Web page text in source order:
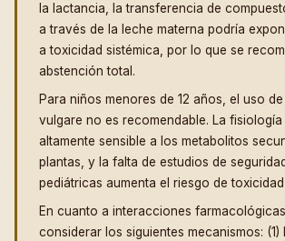
la lactancia, la transferencia de
a través de la leche materna podría
a toxicidad sistémica, por lo que se
abstención total.
Para niños menores de 12 años, el uso
vulgare no es recomendable. La
altamente sensible a los metabolitos
plantas, y la falta de estudios de
pediátricas aumenta el riesgo de
En cuanto a interacciones
considerar los siguientes mecanismos: (1)